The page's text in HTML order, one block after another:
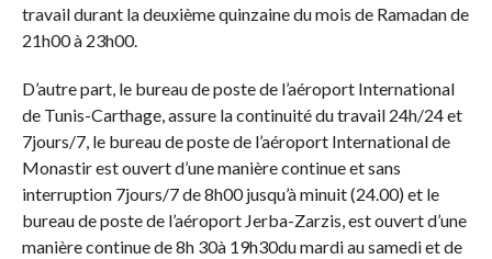
travail durant la deuxième quinzaine du mois de Ramadan de
21h00 à 23h00.
D’autre part, le bureau de poste de l’aéroport International
de Tunis-Carthage, assure la continuité du travail 24h/24 et
7jours/7, le bureau de poste de l’aéroport International de
Monastir est ouvert d’une manière continue et sans
interruption 7jours/7 de 8h00 jusqu’à minuit (24.00) et le
bureau de poste de l’aéroport Jerba-Zarzis, est ouvert d’une
manière continue de 8h 30à 19h30du mardi au samedi et de